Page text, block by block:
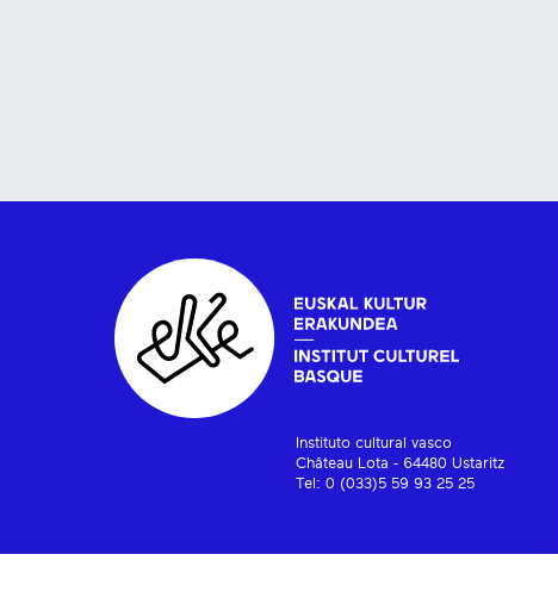
Instituto cultural vasco
Château Lota - 64480 Ustaritz
Tel: 0 (033)5 59 93 25 25